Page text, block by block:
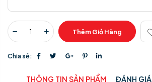
Thêm Giỏ Hàng
Chia sẻ:
THÔNG TIN SẢN PHẨM ĐÁNH GIÁ